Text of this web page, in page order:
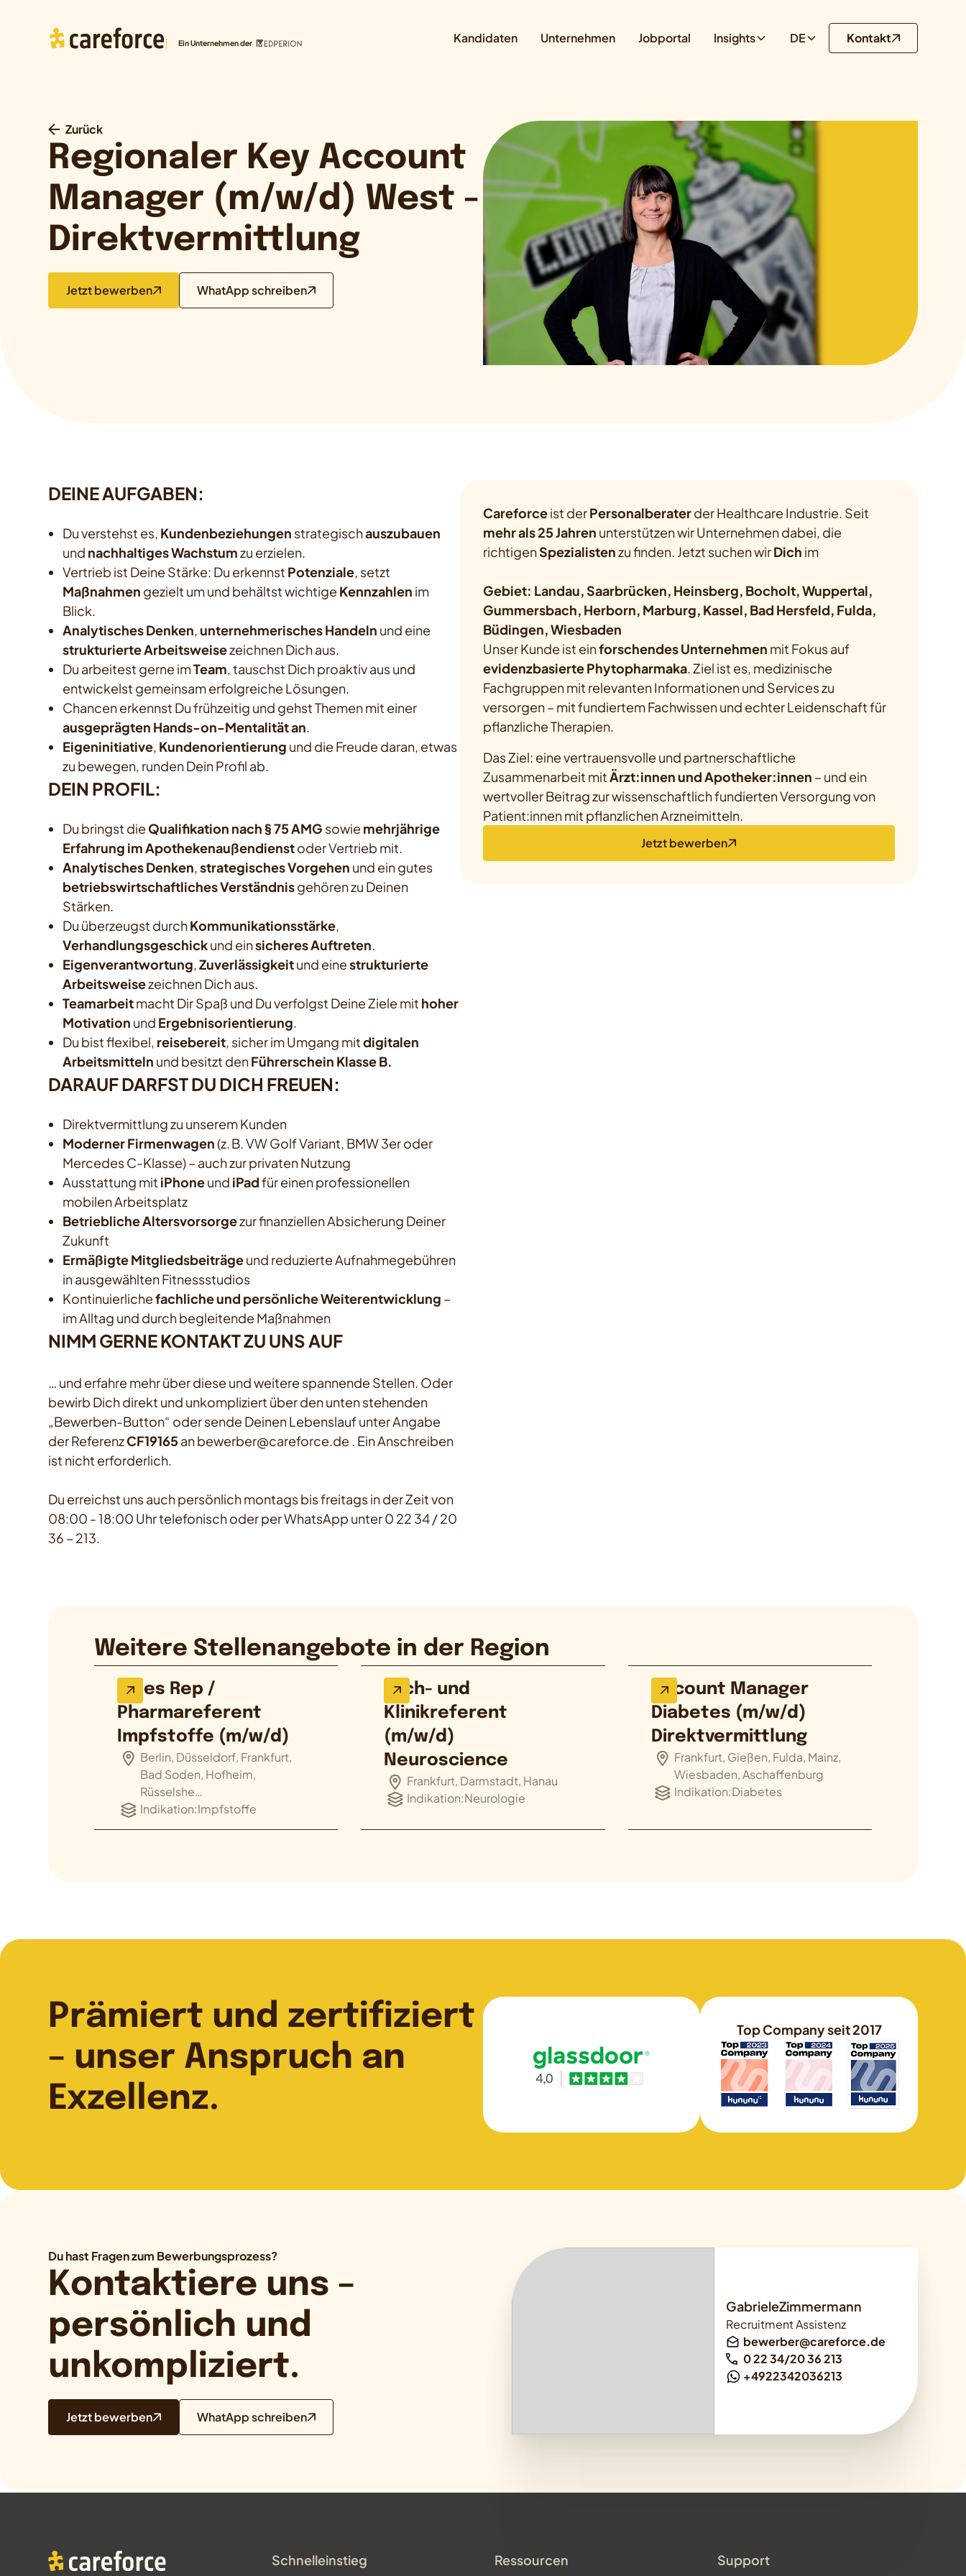
Ein Unternehmen der Kandidaten Unternehmen Jobportal Insights DE Kontakt
Zurück
Regionaler Key Account
Manager (m/w/d) West -
Direktvermittlung
Jetzt bewerben WhatApp schreiben
Careforceist derPersonalberaterder Healthcare Industrie. Seit
mehr als 25 Jahren unterstützen wir Unternehmen dabei, die
richtigenSpezialistenzu finden. Jetzt suchen wirDich im
Gebiet: Landau, Saarbrücken, Heinsberg, Bocholt, Wuppertal,
Gummersbach, Herborn, Marburg, Kassel, Bad Hersfeld, Fulda,
Büdingen, Wiesbaden
Unser Kunde ist einforschendes Unternehmen mit Fokus auf
evidenzbasierte Phytopharmaka. Ziel ist es, medizinische
Fachgruppen mit relevanten Informationen und Services zu
versorgen – mit fundiertem Fachwissen und echter Leidenschaft für
pflanzliche Therapien.
Das Ziel: eine vertrauensvolle und partnerschaftliche
Zusammenarbeit mitÄrzt:innen und Apotheker:innen – und ein
wertvoller Beitrag zur wissenschaftlich fundierten Versorgung von
Patient:innen mit pflanzlichen Arzneimitteln.
Jetzt bewerben
DEINE AUFGABEN:
Du verstehst es, Kundenbeziehungen strategischauszubauen
und nachhaltiges Wachstumzu erzielen.
Vertrieb ist Deine Stärke: Du erkennst Potenziale, setzt
Maßnahmen gezielt um und behältst wichtige Kennzahlen im
Blick.
Analytisches Denken,unternehmerisches Handeln und eine
strukturierte Arbeitsweisezeichnen Dich aus.
Du arbeitest gerne imTeam, tauschst Dich proaktiv aus und
entwickelst gemeinsam erfolgreiche Lösungen.
Chancen erkennst Du frühzeitig und gehst Themen mit einer
ausgeprägten Hands-on-Mentalität an.
Eigeninitiative, Kundenorientierung und die Freude daran, etwas
zu bewegen, runden Dein Profil ab.
DEIN PROFIL:
Du bringst die Qualifikation nach § 75 AMG sowie mehrjährige
Erfahrung im Apothekenaußendienstoder Vertrieb mit.
Analytisches Denken,strategisches Vorgehen und ein gutes
betriebswirtschaftliches Verständnisgehören zu Deinen
Stärken.
Du überzeugst durchKommunikationsstärke,
Verhandlungsgeschickund einsicheres Auftreten.
Eigenverantwortung,Zuverlässigkeitund einestrukturierte
Arbeitsweisezeichnen Dich aus.
Teamarbeitmacht Dir Spaß und Du verfolgst Deine Ziele mit hoher
Motivation und Ergebnisorientierung.
Du bist flexibel, reisebereit, sicher im Umgang mitdigitalen
Arbeitsmitteln und besitzt denFührerschein Klasse B.
DARAUF DARFST DU DICH FREUEN:
Direktvermittlung zu unserem Kunden
Moderner Firmenwagen(z. B. VW Golf Variant, BMW 3er oder
Mercedes C-Klasse) – auch zur privaten Nutzung
Ausstattung mit iPhoneund iPadfür einen professionellen
mobilen Arbeitsplatz
Betriebliche Altersvorsorgezur finanziellen Absicherung Deiner
Zukunft
Ermäßigte Mitgliedsbeiträgeund reduzierte Aufnahmegebühren
in ausgewählten Fitnessstudios
Kontinuierlichefachliche und persönliche Weiterentwicklung –
im Alltag und durch begleitende Maßnahmen
NIMM GERNE KONTAKT ZU UNS AUF
… und erfahre mehr über diese und weitere spannende Stellen. Oder
bewirb Dich direkt und unkompliziert über den unten stehenden
„Bewerben-Button“ oder sende Deinen Lebenslauf unter Angabe
der ReferenzCF19165 an bewerber@careforce.de . Ein Anschreiben
ist nicht erforderlich.
Du erreichst uns auch persönlich montags bis freitags in der Zeit von
08:00 - 18:00 Uhr telefonisch oder per WhatsApp unter 0 22 34 / 20
36 – 213.
Weitere Stellenangebote in der Region
Sales Rep /
Pharmareferent
Impfstoffe (m/w/d)
Berlin, Düsseldorf, Frankfurt,
Bad Soden, Hofheim,
Rüsselshe…
Indikation:Impfstoffe
Fach- und
Klinikreferent
(m/w/d)
Neuroscience
Frankfurt, Darmstadt, Hanau
Indikation:Neurologie
Account Manager
Diabetes (m/w/d)
Direktvermittlung
Frankfurt, Gießen, Fulda, Mainz,
Wiesbaden, Aschaffenburg
Indikation:Diabetes
Prämiert und zertifiziert
– unser Anspruch an
Exzellenz.
Top Company seit 2017
Du hast Fragen zum Bewerbungsprozess?
Kontaktiere uns –
persönlich und
unkompliziert.
Jetzt bewerben WhatApp schreiben
GabrieleZimmermann
Recruitment Assistenz
bewerber@careforce.de
0 22 34/20 36 213
+4922342036213
Schnelleinstieg Ressourcen Support